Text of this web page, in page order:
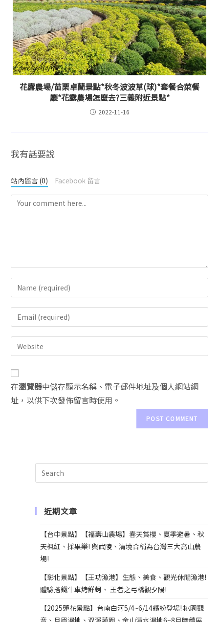
花露農場/苗栗卓蘭景點*秋冬波波草(球)*套餐合菜餐
廳*花露農場怎麼去?三義附近景點*
2022-11-16
我有話要說
站內留言 (0) Facebook 留言
在瀏覽器中儲存顯示名稱、電子郵件地址及個人網站網
址，以供下次發佈留言時使用。
i
近期文章
【台中景點】【福壽山農場】春天賞櫻、夏季避暑、秋
天楓紅、採果樂! 與武陵、清境合稱為台灣三大高山農
場!
【彰化景點】【王功漁港】生態、美食、觀光休閒漁港!
體驗搭鐵牛車烤鮮蚵、 王者之弓橋觀夕陽!
【2025蓮花景點】台南白河5/4~6/14繽紛登場! 桃園觀